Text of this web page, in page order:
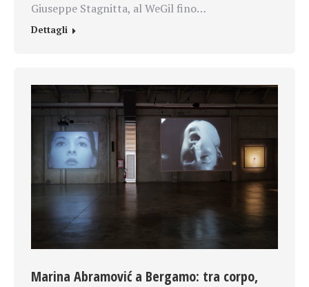
Giuseppe Stagnitta, al WeGil fino…
Dettagli
Marina Abramović a Bergamo: tra corpo,